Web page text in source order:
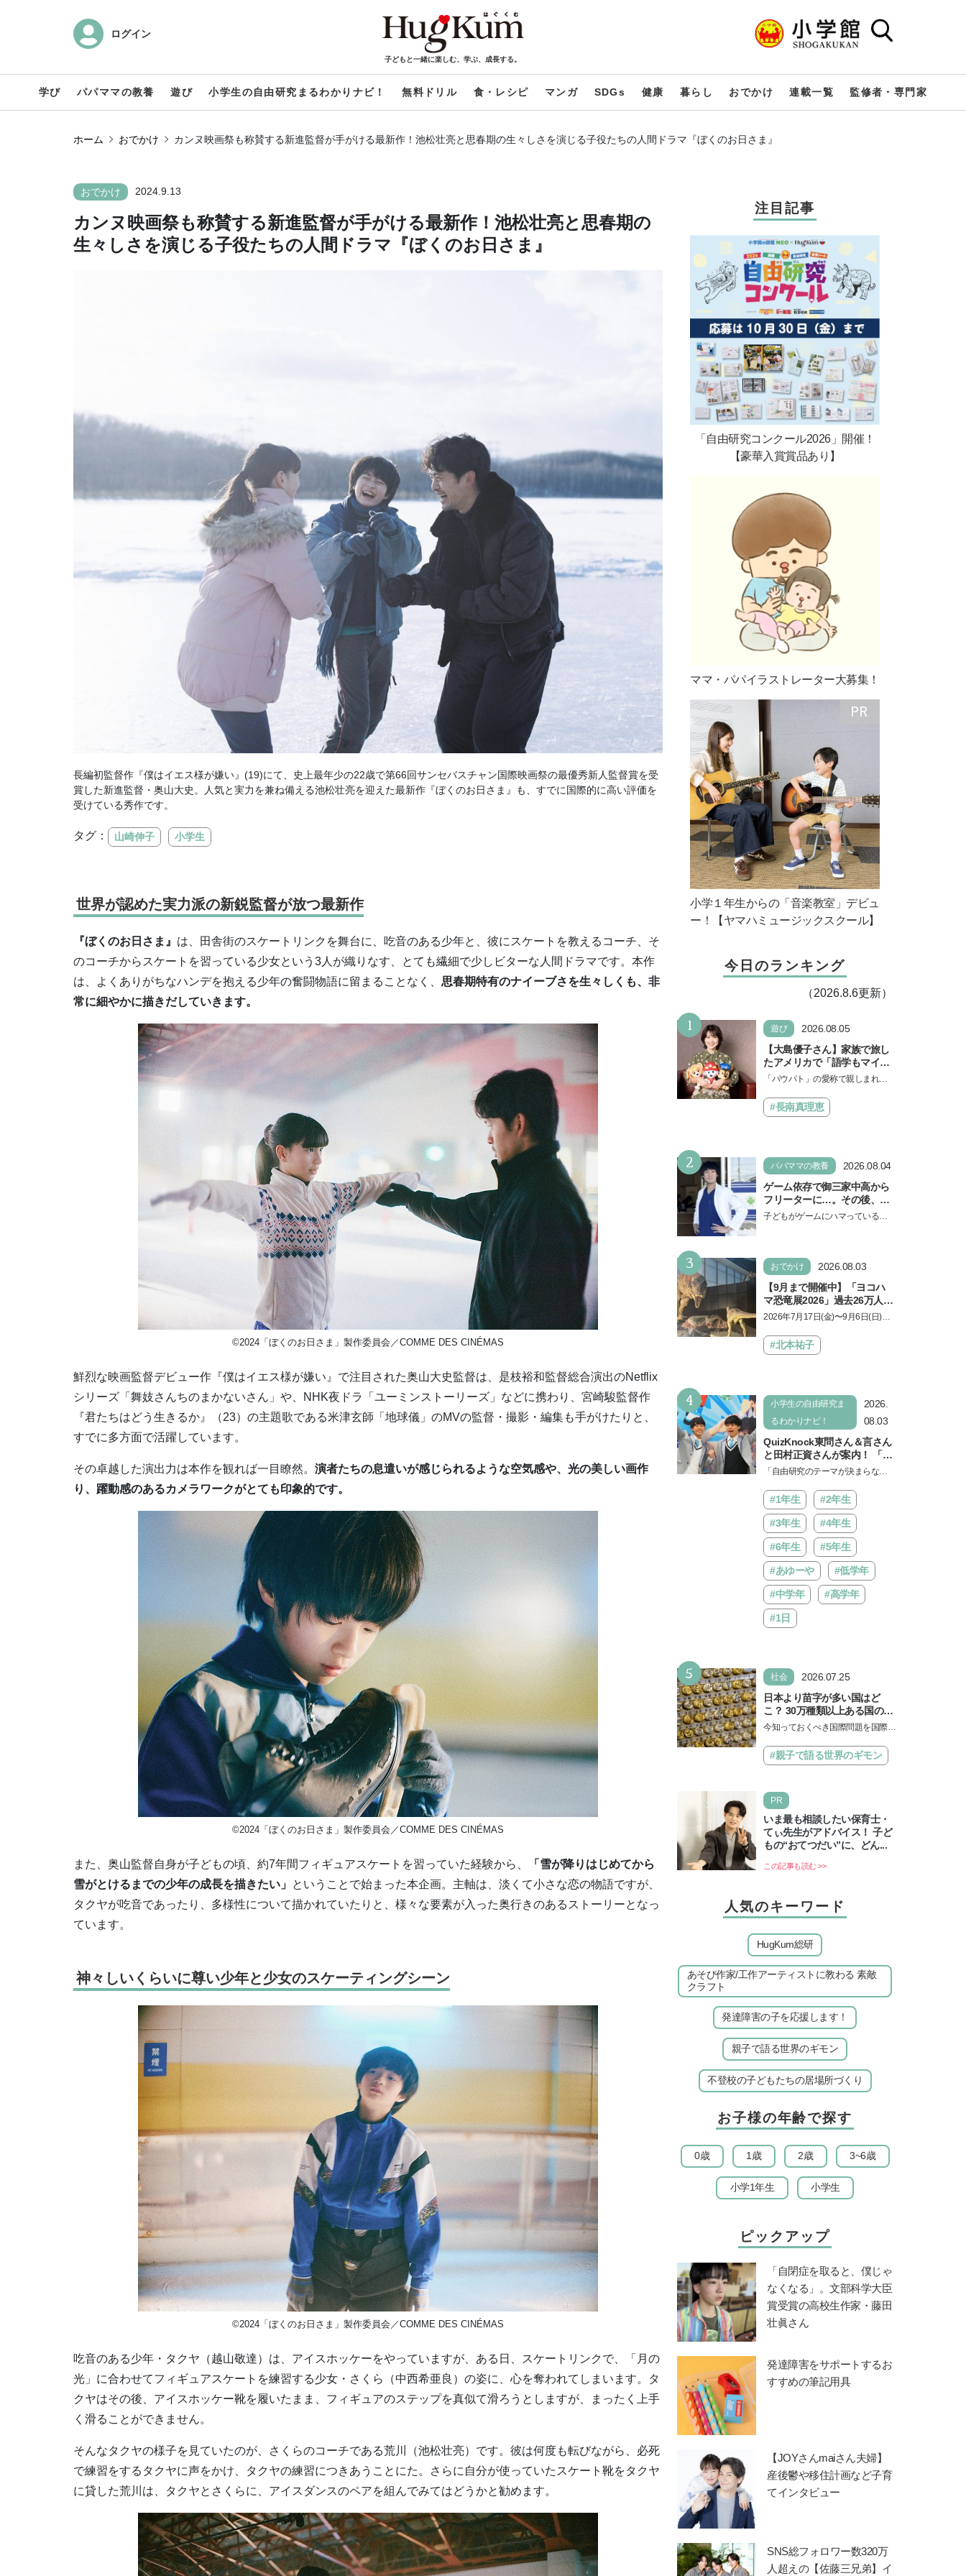
ログイン
子どもと一緒に楽しむ、学ぶ、成長する。
学び パパママの教養 遊び 小学生の自由研究まるわかりナビ！ 無料ドリル 食・レシピ マンガ SDGs 健康 暮らし おでかけ 連載一覧 監修者・専門家
ホーム おでかけ カンヌ映画祭も称賛する新進監督が手がける最新作！池松壮亮と思春期の生々しさを演じる子役たちの人間ドラマ『ぼくのお日さま』
おでかけ 2024.9.13
カンヌ映画祭も称賛する新進監督が手がける最新作！池松壮亮と思春期の
生々しさを演じる子役たちの人間ドラマ『ぼくのお日さま』
⻑編初監督作『僕はイエス様が嫌い』(19)にて、史上最年少の22歳で第66回サンセバスチャン国際映画祭の最優秀新⼈監督賞を受
賞した新進監督・奥⼭⼤史。人気と実力を兼ね備える池松壮亮を迎えた最新作『ぼくのお日さま』も、すでに国際的に高い評価を
受けている秀作です。
タグ： 山崎伸子 小学生
世界が認めた実力派の新鋭監督が放つ最新作
『ぼくのお日さま』 は、⽥舎街のスケートリンクを舞台に、吃⾳のある少年と、彼にスケートを教えるコーチ、そ
のコーチからスケートを習っている少⼥という3人が織りなす、とても繊細で少しビターな人間ドラマです。本作
は、よくありがちなハンデを抱える少年の奮闘物語に留まることなく、 思春期特有のナイーブさを生々しくも、非
常に細やかに描きだしていきます。
©2024「ぼくのお⽇さま」製作委員会／COMME DES CINÉMAS
鮮烈な映画監督デビュー作『僕はイエス様が嫌い』で注目された奥⼭⼤史監督は、是枝裕和監督総合演出のNetflix
シリーズ「舞妓さんちのまかないさん」や、NHK夜ドラ「ユーミンストーリーズ」などに携わり、宮崎駿監督作
『君たちはどう⽣きるか』（23）の主題歌である⽶津⽞師「地球儀」のMVの監督・撮影・編集も⼿がけたりと、
すでに多⽅⾯で活躍しています。
その卓越した演出力は本作を観れば一目瞭然。 演者たちの息遣いが感じられるような空気感や、光の美しい画作
り、躍動感のあるカメラワークがとても印象的です。
©2024「ぼくのお⽇さま」製作委員会／COMME DES CINÉMAS
また、奥⼭監督自身が⼦どもの頃、約7年間フィギュアスケートを習っていた経験から、
「雪が降りはじめてから
雪がとけるまでの少年の成⻑を描きたい」 ということで始まった本企画。主軸は、淡くて小さな恋の物語ですが、
タクヤが吃音であったり、多様性について描かれていたりと、様々な要素が入った奥行きのあるストーリーとなっ
ています。
神々しいくらいに尊い少年と少女のスケーティングシーン
©2024「ぼくのお⽇さま」製作委員会／COMME DES CINÉMAS
吃⾳のある少年・タクヤ（越⼭敬達）は、アイスホッケーをやっていますが、ある日、スケートリンクで、「⽉の
光」に合わせてフィギュアスケートを練習する少⼥・さくら（中⻄希亜良）の姿に、⼼を奪われてしまいます。タ
クヤはその後、アイスホッケー靴を履いたまま、フィギュアのステップを真似て滑ろうとしますが、まったく上手
く滑ることができません。
そんなタクヤの様子を見ていたのが、さくらのコーチである荒川（池松壮亮）です。彼は何度も転びながら、必死
で練習をするタクヤに声をかけ、タクヤの練習につきあうことにた。さらに自分が使っていたスケート靴をタクヤ
に貸した荒川は、タクヤとさくらに、アイスダンスのペアを組んでみてはどうかと勧めます。
注目記事
「自由研究コンクール2026」開催！
【豪華入賞賞品あり】
ママ・パパイラストレーター大募集！
小学１年生からの「音楽教室」デビュ
ー！【ヤマハミュージックスクール】
今日のランキング
（2026.8.6更新）
1 遊び
2026.08.05
【大島優子さん】家族で旅し
たアメリカで「語学もマイン
ドも！ 子どもの成長はすごか
『パウ・パトロール ザ・ダイ
ノ・ムービー』ではあきらめ
「パウパト」の愛称で親しまれる
の劇場版シリーズ第3弾、映画『パ
ウ・パトロール ザ…
#長南真理恵
2 パパママの教養
2026.08.04
ゲーム依存で御三家中高から
フリーターに…。その後、医
学部へ逆転合格した現役医師
子どもがゲームにハマっている
3 おでかけ
2026.08.03
【9月まで開催中】「ヨコハ
マ恐竜展2026」過去26万人を
動員した恐竜展が9年ぶりに
しむポイントを完全ガイド
2026年7月17日(金)〜9月6日(日)、
「ヨコハマ恐竜展2026〜恐竜の食
卓大図鑑〜」が開催…
#北本祐子
4
小学生の自由研究ま
るわかりナビ！
2026.
08.03
QuizKnock東問さん＆言さん
と田村正資さんが案内！ 「よ
みうりランド」で遊びながら
ントが開催
「自由研究のテーマが決まらな
ントをくれるイベントが、よみう
りランド「グッジョバ!!…
#1年生 #2年生
#3年生 #4年生
#6年生 #5年生
#あゆーや #低学年
#中学年 #高学年
#1日
5 社会
2026.07.25
日本より苗字が多い国はど
こ？ 30万種類以上ある国の理
由とは【親子で語る国際問
今知っておくべき国際問題を国際政
る「親子で語る国際問題」。今回
は、苗字の種類…
#親子で語る世界のギモン
PR
いま最も相談したい保育士・
てぃ先生がアドバイス！ 子ど
もの“おてつだい”に、どん...
この記事も読む >>
人気のキーワード
HugKum総研
あそび作家/工作アーティストに教わる 素敵
クラフト
発達障害の子を応援します！
親子で語る世界のギモン
不登校の子どもたちの居場所づくり
お子様の年齢で探す
0歳 1歳 2歳 3~6歳
小学1年生 小学生
ピックアップ
「自閉症を取ると、僕じゃ
なくなる」。文部科学大臣
賞受賞の高校生作家・藤田
壮眞さん
発達障害をサポートするお
すすめの筆記用具
【JOYさんmaiさん夫婦】
産後鬱や移住計画など子育
てインタビュー
SNS総フォロワー数320万
人超えの【佐藤三兄弟】イ